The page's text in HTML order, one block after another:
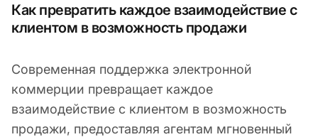
Как превратить каждое взаимодействие с
клиентом в возможность продажи
Современная поддержка электронной
коммерции превращает каждое
взаимодействие с клиентом в возможность
продажи, предоставляя агентам мгновенный